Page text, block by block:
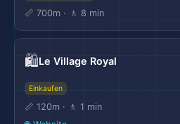
📏 700m · 🚶 8 min
🛍️Le Village Royal
Einkaufen
📏 120m · 🚶 1 min